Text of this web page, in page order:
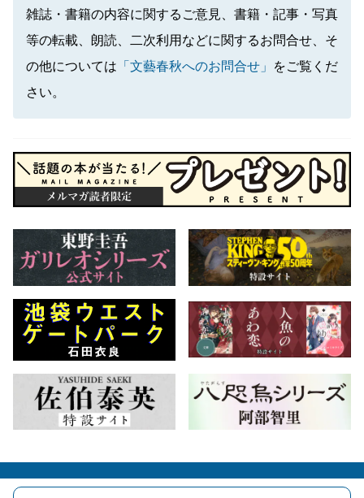
雑誌・書籍の内容に関するご意見、書籍・記事・写真
等の転載、朗読、二次利用などに関するお問合せ、そ
の他については 「文藝春秋へのお問合せ」
をご覧くだ
さい。
会社概要 自費出版のご案内 お問合せ